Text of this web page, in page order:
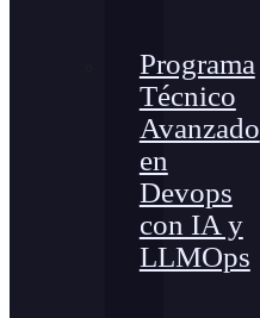
Programa
Técnico
Avanzado
en
Devops
con IA y
LLMOps